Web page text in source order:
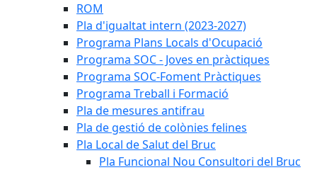
ROM
Pla d'igualtat intern (2023-2027)
Programa Plans Locals d'Ocupació
Programa SOC - Joves en pràctiques
Programa SOC-Foment Pràctiques
Programa Treball i Formació
Pla de mesures antifrau
Pla de gestió de colònies felines
Pla Local de Salut del Bruc
Pla Funcional Nou Consultori del Bruc